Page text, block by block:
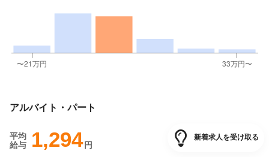
アルバイト・パート
平均
給与
1,294 円
新着求人を受け取る